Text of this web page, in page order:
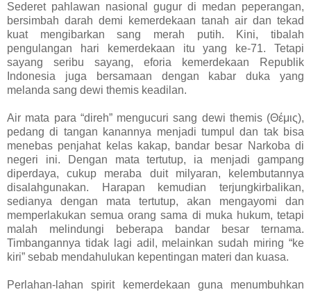
Sederet pahlawan nasional gugur di medan peperangan,
bersimbah darah demi kemerdekaan tanah air dan tekad
kuat mengibarkan sang merah putih. Kini, tibalah
pengulangan hari kemerdekaan itu yang ke-71. Tetapi
sayang seribu sayang, eforia kemerdekaan Republik
Indonesia juga bersamaan dengan kabar duka yang
melanda sang dewi themis keadilan.
Air mata para “direh” mengucuri sang dewi themis (Θέμις),
pedang di tangan kanannya menjadi tumpul dan tak bisa
menebas penjahat kelas kakap, bandar besar Narkoba di
negeri ini. Dengan mata tertutup, ia menjadi gampang
diperdaya, cukup meraba duit milyaran, kelembutannya
disalahgunakan. Harapan kemudian terjungkirbalikan,
sedianya dengan mata tertutup, akan mengayomi dan
memperlakukan semua orang sama di muka hukum, tetapi
malah melindungi beberapa bandar besar ternama.
Timbangannya tidak lagi adil, melainkan sudah miring “ke
kiri” sebab mendahulukan kepentingan materi dan kuasa.
Perlahan-lahan spirit kemerdekaan guna menumbuhkan